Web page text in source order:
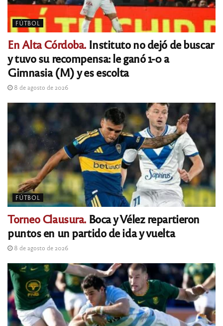
FÚTBOL
En Alta Córdoba.Instituto no dejó de buscar
y tuvo su recompensa: le ganó 1-0 a
Gimnasia (M) y es escolta
8 de agosto de 2026
FÚTBOL
Torneo Clausura.Boca y Vélez repartieron
puntos en un partido de ida y vuelta
8 de agosto de 2026